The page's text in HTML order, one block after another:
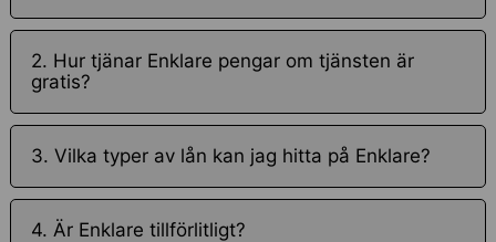
2. Hur tjänar Enklare pengar om tjänsten är
gratis?
3. Vilka typer av lån kan jag hitta på Enklare?
4. Är Enklare tillförlitligt?